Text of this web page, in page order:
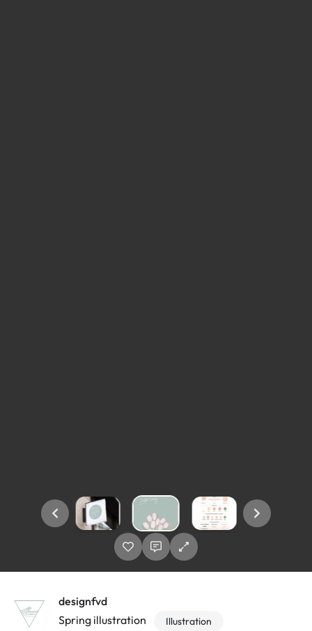
designfvd
Spring illustration
Illustration